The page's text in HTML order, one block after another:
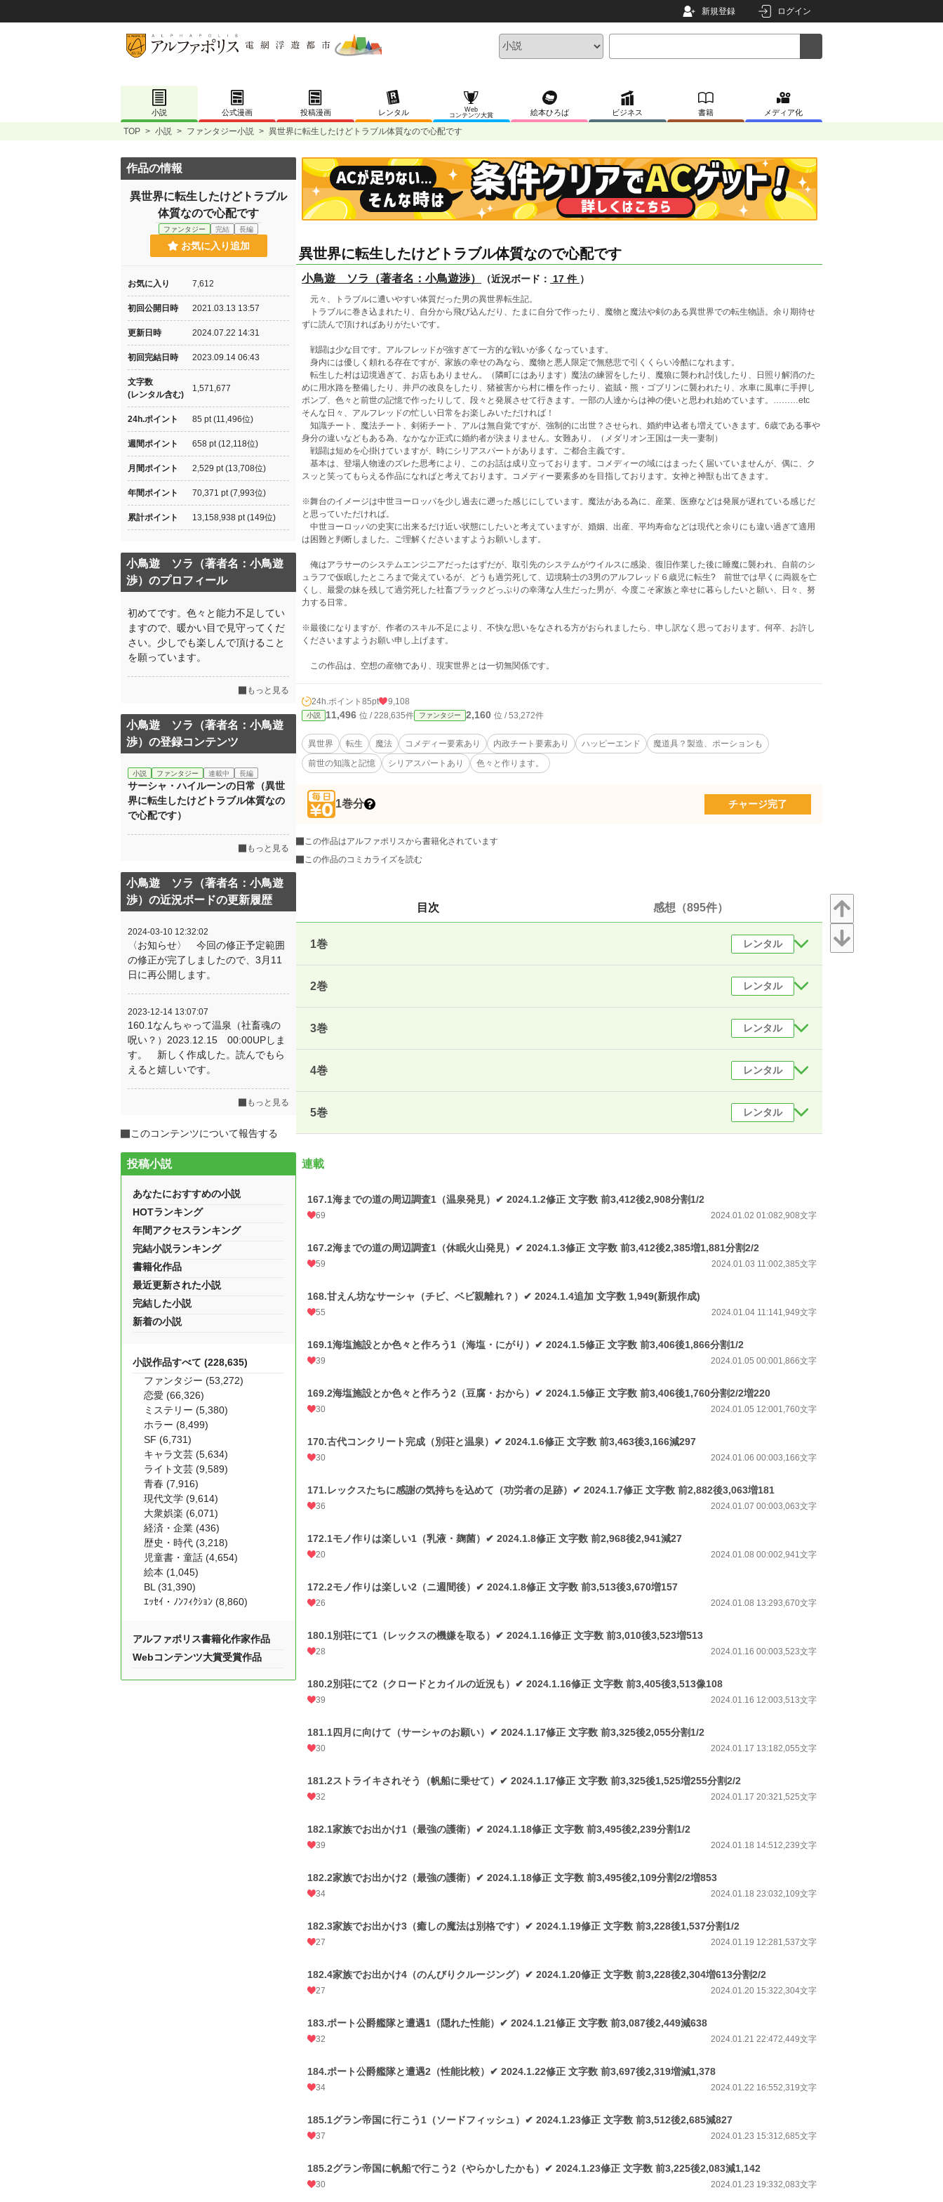
新規登録 ログイン
小説 公式漫画 投稿漫画 レンタル
Web
コンテンツ大賞
絵本ひろば ビジネス 書籍 メディア化
TOP > 小説 > ファンタジー小説 > 異世界に転生したけどトラブル体質なので心配です
異世界に転生したけどトラブル体質なので心配です
小鳥遊 ソラ（著者名：小鳥遊渉） （近況ボード： 17 件 ）
元々、トラブルに遭いやすい体質だった男の異世界転生記。
トラブルに巻き込まれたり、自分から飛び込んだり、たまに自分で作ったり、魔物と魔法や剣のある異世界での転生物語。余り期待せ
ずに読んで頂ければありがたいです。
戦闘は少な目です。アルフレッドが強すぎて一方的な戦いが多くなっています。
身内には優しく頼れる存在ですが、家族の幸せの為なら、魔物と悪人限定で無慈悲で引くくらい冷酷になれます。
転生した村は辺境過ぎて、お店もありません。（隣町にはあります）魔法の練習をしたり、魔狼に襲われ討伐したり、日照り解消のた
めに用水路を整備したり、井戸の改良をしたり、猪被害から村に柵を作ったり、盗賊・熊・ゴブリンに襲われたり、水車に風車に手押し
ポンプ、色々と前世の記憶で作ったりして、段々と発展させて行きます。一部の人達からは神の使いと思われ始めています。………etc
そんな日々、アルフレッドの忙しい日常をお楽しみいただければ！
知識チート、魔法チート、剣術チート、アルは無自覚ですが、強制的に出世？させられ、婚約申込者も増えていきます。6歳である事や
身分の違いなどもある為、なかなか正式に婚約者が決まりません。女難あり。（メダリオン王国は一夫一妻制）
戦闘は短めを心掛けていますが、時にシリアスパートがあります。ご都合主義です。
基本は、登場人物達のズレた思考により、このお話は成り立っております。コメディーの域にはまったく届いていませんが、偶に、ク
スッと笑ってもらえる作品になればと考えております。コメディー要素多めを目指しております。女神と神獣も出てきます。
※舞台のイメージは中世ヨーロッパを少し過去に遡った感じにしています。魔法がある為に、産業、医療などは発展が遅れている感じだ
と思っていただければ。
中世ヨーロッパの史実に出来るだけ近い状態にしたいと考えていますが、婚姻、出産、平均寿命などは現代と余りにも違い過ぎて適用
は困難と判断しました。ご理解くださいますようお願いします。
俺はアラサーのシステムエンジニアだったはずだが、取引先のシステムがウイルスに感染、復旧作業した後に睡魔に襲われ、自前のシ
ュラフで仮眠したところまで覚えているが、どうも過労死して、辺境騎士の3男のアルフレッド６歳児に転生? 前世では早くに両親を亡
くし、最愛の妹を残して過労死した社畜ブラックどっぷりの幸薄な人生だった男が、今度こそ家族と幸せに暮らしたいと願い、日々、努
力する日常。
※最後になりますが、作者のスキル不足により、不快な思いをなされる方がおられましたら、申し訳なく思っております。何卒、お許し
くださいますようお願い申し上げます。
この作品は、空想の産物であり、現実世界とは一切無関係です。
24h.ポイント 85pt 9,108
小説 11,496 位 / 228,635件 ファンタジー 2,160 位 / 53,272件
異世界 転生 魔法 コメディー要素あり 内政チート要素あり ハッピーエンド
魔道具？製造、ポーションも
前世の知識と記憶
シリアスパートあり 色々と作ります。
1巻分 チャージ完了
この作品はアルファポリスから書籍化されています
この作品のコミカライズを読む
目次 感想（895件）
1巻 レンタル
2巻 レンタル
3巻 レンタル
4巻 レンタル
5巻 レンタル
連載
167.1海までの道の周辺調査1（温泉発見）✔ 2024.1.2修正 文字数 前3,412後2,908分割1/2
69 2024.01.02 01:082,908文字
167.2海までの道の周辺調査1（休眠火山発見）✔ 2024.1.3修正 文字数 前3,412後2,385増1,881分割2/2
59 2024.01.03 11:002,385文字
168.甘えん坊なサーシャ（チビ、ベビ親離れ？）✔ 2024.1.4追加 文字数 1,949(新規作成)
55 2024.01.04 11:141,949文字
169.1海塩施設とか色々と作ろう1（海塩・にがり）✔ 2024.1.5修正 文字数 前3,406後1,866分割1/2
39 2024.01.05 00:001,866文字
169.2海塩施設とか色々と作ろう2（豆腐・おから）✔ 2024.1.5修正 文字数 前3,406後1,760分割2/2増220
30 2024.01.05 12:001,760文字
170.古代コンクリート完成（別荘と温泉）✔ 2024.1.6修正 文字数 前3,463後3,166減297
30 2024.01.06 00:003,166文字
171.レックスたちに感謝の気持ちを込めて（功労者の足跡）✔ 2024.1.7修正 文字数 前2,882後3,063増181
36 2024.01.07 00:003,063文字
172.1モノ作りは楽しい1（乳液・麹菌）✔ 2024.1.8修正 文字数 前2,968後2,941減27
20 2024.01.08 00:002,941文字
172.2モノ作りは楽しい2（ニ週間後）✔ 2024.1.8修正 文字数 前3,513後3,670増157
26 2024.01.08 13:293,670文字
180.1別荘にて1（レックスの機嫌を取る）✔ 2024.1.16修正 文字数 前3,010後3,523増513
28 2024.01.16 00:003,523文字
180.2別荘にて2（クロードとカイルの近況も）✔ 2024.1.16修正 文字数 前3,405後3,513像108
39 2024.01.16 12:003,513文字
181.1四月に向けて（サーシャのお願い）✔ 2024.1.17修正 文字数 前3,325後2,055分割1/2
30 2024.01.17 13:182,055文字
181.2ストライキされそう（帆船に乗せて）✔ 2024.1.17修正 文字数 前3,325後1,525増255分割2/2
32 2024.01.17 20:321,525文字
182.1家族でお出かけ1（最強の護衛）✔ 2024.1.18修正 文字数 前3,495後2,239分割1/2
39 2024.01.18 14:512,239文字
182.2家族でお出かけ2（最強の護衛）✔ 2024.1.18修正 文字数 前3,495後2,109分割2/2増853
34 2024.01.18 23:032,109文字
182.3家族でお出かけ3（癒しの魔法は別格です）✔ 2024.1.19修正 文字数 前3,228後1,537分割1/2
27 2024.01.19 12:281,537文字
182.4家族でお出かけ4（のんびりクルージング）✔ 2024.1.20修正 文字数 前3,228後2,304増613分割2/2
27 2024.01.20 15:322,304文字
183.ポート公爵艦隊と遭遇1（隠れた性能）✔ 2024.1.21修正 文字数 前3,087後2,449減638
32 2024.01.21 22:472,449文字
184.ポート公爵艦隊と遭遇2（性能比較）✔ 2024.1.22修正 文字数 前3,697後2,319増減1,378
34 2024.01.22 16:552,319文字
185.1グラン帝国に行こう1（ソードフィッシュ）✔ 2024.1.23修正 文字数 前3,512後2,685減827
37 2024.01.23 15:312,685文字
185.2グラン帝国に帆船で行こう2（やらかしたかも）✔ 2024.1.23修正 文字数 前3,225後2,083減1,142
30 2024.01.23 19:332,083文字
作品の情報
異世界に転生したけどトラブル
体質なので心配です
ファンタジー 完結 長編
お気に入り追加
お気に入り 7,612
初回公開日時 2021.03.13 13:57
更新日時 2024.07.22 14:31
初回完結日時 2023.09.14 06:43
文字数
(レンタル含む)
1,571,677
24h.ポイント 85 pt (11,496位)
週間ポイント 658 pt (12,118位)
月間ポイント 2,529 pt (13,708位)
年間ポイント 70,371 pt (7,993位)
累計ポイント 13,158,938 pt (149位)
小鳥遊 ソラ（著者名：小鳥遊
渉）のプロフィール
初めてです。色々と能力不足してい
ますので、暖かい目で見守ってくだ
さい。少しでも楽しんで頂けること
を願っています。
もっと見る
小鳥遊 ソラ（著者名：小鳥遊
渉）の登録コンテンツ
小説 ファンタジー 連載中 長編
サーシャ・ハイルーンの日常（異世
界に転生したけどトラブル体質なの
で心配です）
もっと見る
小鳥遊 ソラ（著者名：小鳥遊
渉）の近況ボードの更新履歴
2024-03-10 12:32:02
〈お知らせ〉 今回の修正予定範囲
の修正が完了しましたので、3月11
日に再公開します。
2023-12-14 13:07:07
160.1なんちゃって温泉（社畜魂の
呪い？）2023.12.15 00:00UPしま
す。 新しく作成した。読んでもら
えると嬉しいです。
もっと見る
このコンテンツについて報告する
投稿小説
あなたにおすすめの小説
HOTランキング
年間アクセスランキング
完結小説ランキング
書籍化作品
最近更新された小説
完結した小説
新着の小説
小説作品すべて (228,635)
ファンタジー (53,272)
恋愛 (66,326)
ミステリー (5,380)
ホラー (8,499)
SF (6,731)
キャラ文芸 (5,634)
ライト文芸 (9,589)
青春 (7,916)
現代文学 (9,614)
大衆娯楽 (6,071)
経済・企業 (436)
歴史・時代 (3,218)
児童書・童話 (4,654)
絵本 (1,045)
BL (31,390)
ｴｯｾｲ・ﾉﾝﾌｨｸｼｮﾝ (8,860)
アルファポリス書籍化作家作品
Webコンテンツ大賞受賞作品